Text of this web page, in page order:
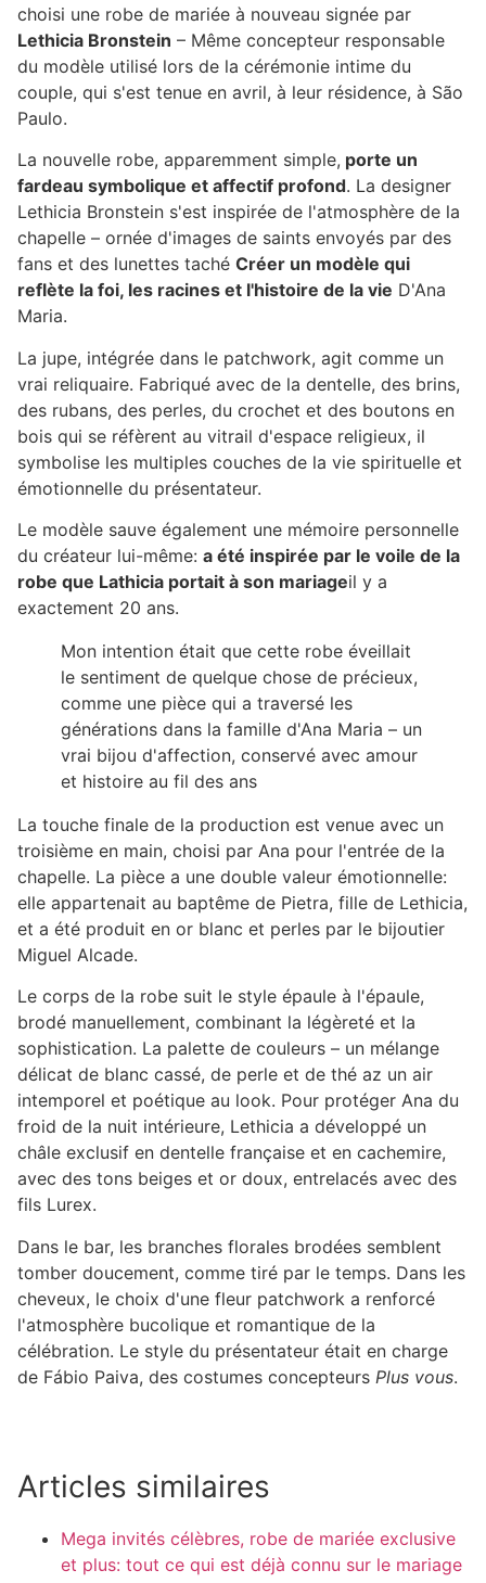
choisi une robe de mariée à nouveau signée par
Lethicia Bronstein – Même concepteur responsable
du modèle utilisé lors de la cérémonie intime du
couple, qui s'est tenue en avril, à leur résidence, à São
Paulo.
La nouvelle robe, apparemment simple, porte un
fardeau symbolique et affectif profond. La designer
Lethicia Bronstein s'est inspirée de l'atmosphère de la
chapelle – ornée d'images de saints envoyés par des
fans et des lunettes taché Créer un modèle qui
reflète la foi, les racines et l'histoire de la vie D'Ana
Maria.
La jupe, intégrée dans le patchwork, agit comme un
vrai reliquaire. Fabriqué avec de la dentelle, des brins,
des rubans, des perles, du crochet et des boutons en
bois qui se réfèrent au vitrail d'espace religieux, il
symbolise les multiples couches de la vie spirituelle et
émotionnelle du présentateur.
Le modèle sauve également une mémoire personnelle
du créateur lui-même: a été inspirée par le voile de la
robe que Lathicia portait à son mariageil y a
exactement 20 ans.
Mon intention était que cette robe éveillait
le sentiment de quelque chose de précieux,
comme une pièce qui a traversé les
générations dans la famille d'Ana Maria – un
vrai bijou d'affection, conservé avec amour
et histoire au fil des ans
La touche finale de la production est venue avec un
troisième en main, choisi par Ana pour l'entrée de la
chapelle. La pièce a une double valeur émotionnelle:
elle appartenait au baptême de Pietra, fille de Lethicia,
et a été produit en or blanc et perles par le bijoutier
Miguel Alcade.
Le corps de la robe suit le style épaule à l'épaule,
brodé manuellement, combinant la légèreté et la
sophistication. La palette de couleurs – un mélange
délicat de blanc cassé, de perle et de thé az un air
intemporel et poétique au look. Pour protéger Ana du
froid de la nuit intérieure, Lethicia a développé un
châle exclusif en dentelle française et en cachemire,
avec des tons beiges et or doux, entrelacés avec des
fils Lurex.
Dans le bar, les branches florales brodées semblent
tomber doucement, comme tiré par le temps. Dans les
cheveux, le choix d'une fleur patchwork a renforcé
l'atmosphère bucolique et romantique de la
célébration. Le style du présentateur était en charge
de Fábio Paiva, des costumes concepteurs Plus vous.
Articles similaires
Mega invités célèbres, robe de mariée exclusive
et plus: tout ce qui est déjà connu sur le mariage